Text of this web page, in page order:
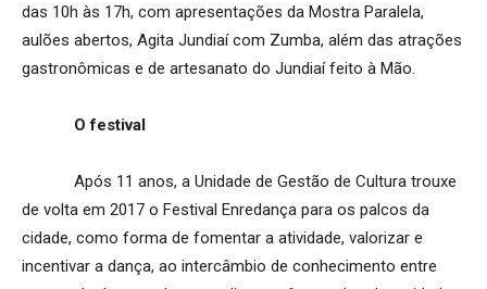
das 10h às 17h, com apresentações da Mostra Paralela,
aulões abertos, Agita Jundiaí com Zumba, além das atrações
gastronômicas e de artesanato do Jundiaí feito à Mão.
O festival
Após 11 anos, a Unidade de Gestão de Cultura trouxe
de volta em 2017 o Festival Enredança para os palcos da
cidade, como forma de fomentar a atividade, valorizar e
incentivar a dança, ao intercâmbio de conhecimento entre